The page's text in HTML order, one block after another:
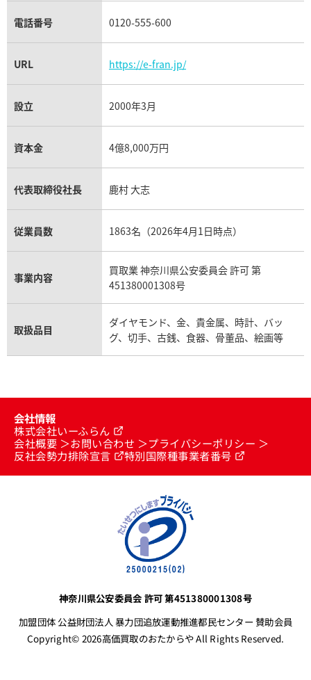
電話番号 0120-555-600
URL https://e-fran.jp/
設立 2000年3月
資本金 4億8,000万円
代表取締役社長 鹿村 大志
従業員数 1863名（2026年4月1日時点）
事業内容
買取業 神奈川県公安委員会 許可 第
451380001308号
取扱品目
ダイヤモンド、金、貴金属、時計、バッ
グ、切手、古銭、食器、骨董品、絵画等
会社情報
株式会社いーふらん
会社概要
お問い合わせ
プライバシーポリシー
反社会勢力排除宣言
特別国際種事業者番号
神奈川県公安委員会 許可 第451380001308号
加盟団体 公益財団法人 暴力団追放運動推進都民センター 賛助会員
Copyright© 2026高価買取のおたからや All Rights Reserved.